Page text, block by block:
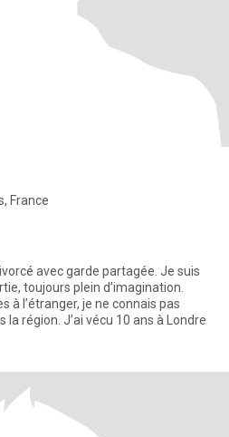
France
avec garde partagée. Je suis
toujours plein d’imagination.
à l’étranger, je ne connais pas
région. J’ai vécu 10 ans à Londre